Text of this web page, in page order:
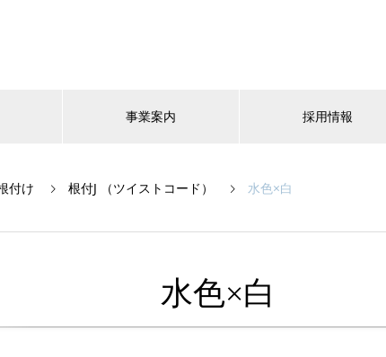
事業案内 採用情報
付け 根付J （ツイストコード） 水色×白
水色×白